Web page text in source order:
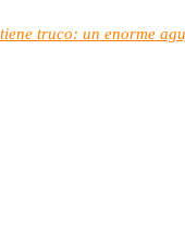
truco: un enorme